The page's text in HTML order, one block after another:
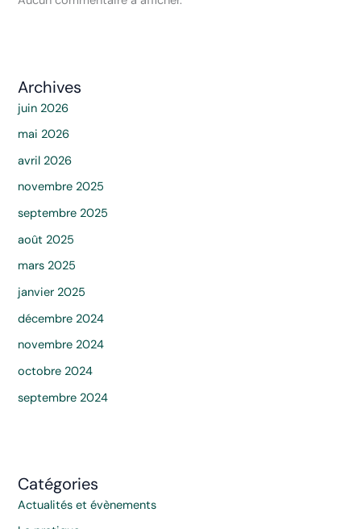
Archives
juin 2026
mai 2026
avril 2026
novembre 2025
septembre 2025
août 2025
mars 2025
janvier 2025
décembre 2024
novembre 2024
octobre 2024
septembre 2024
Catégories
Actualités et évènements